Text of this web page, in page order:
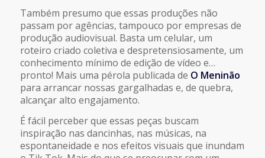
Também presumo que essas produções não
passam por agências, tampouco por empresas de
produção audiovisual. Basta um celular, um
roteiro criado coletiva e despretensiosamente, um
conhecimento mínimo de edição de vídeo e…
pronto! Mais uma pérola publicada de O Meninão
para arrancar nossas gargalhadas e, de quebra,
alcançar alto engajamento.
É fácil perceber que essas peças buscam
inspiração nas dancinhas, nas músicas, na
espontaneidade e nos efeitos visuais que inundam